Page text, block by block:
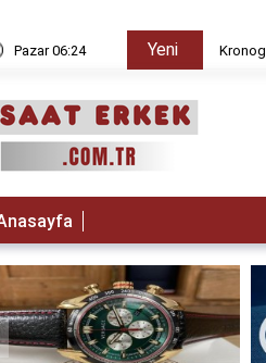
Pazar 06:24 Yeni